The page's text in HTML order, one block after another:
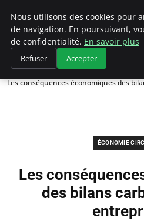
Accueil
Économie circulaire
Les conséquences économiques des
ÉCONOMIE
Les
des bilans
Nous utilisons des cookies pour
de navigation. En poursuivant,
de confidentialité. En savoir plus
Refuser Accepter